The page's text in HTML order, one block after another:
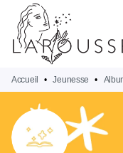
MENU
PIED DE PAGE
Accueil • Jeunesse •